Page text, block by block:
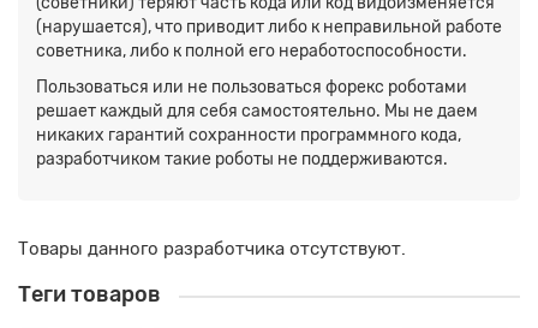
(нарушается), что приводит либо к неправильной работе
советника, либо к полной его неработоспособности.
Пользоваться или не пользоваться форекс роботами
решает каждый для себя самостоятельно. Мы не даем
никаких гарантий сохранности программного кода,
разработчиком такие роботы не поддерживаются.
Товары данного разработчика отсутствуют.
Теги товаров